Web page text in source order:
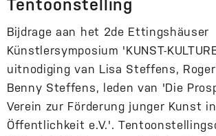
Tentoonstelling
Bijdrage aan het 2de Ettingshäuser
Künstlersymposium 'KUNST-
uitnodiging van Lisa Steffens,
Benny Steffens, leden van 'Die
Verein zur Förderung junger Kunst
Öffentlichkeit e.V.'.